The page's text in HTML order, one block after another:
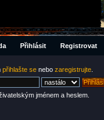
Přihlásit Registrovat
přihlašte se nebo zaregistrujte
jménem a heslem.